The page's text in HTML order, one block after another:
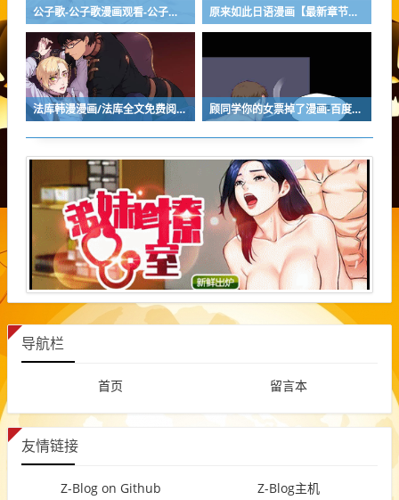
公子歌-公子歌漫画观看-公子歌连载中悬疑漫画全集阅读 原来如此日语漫画【最新章节更新】 全文免费观看
法库韩漫漫画/法库全文免费阅读 顾同学你的女票掉了漫画-百度云-全集直接阅读
导航栏
首页 留言本
友情链接
Z-Blog on Github Z-Blog主机